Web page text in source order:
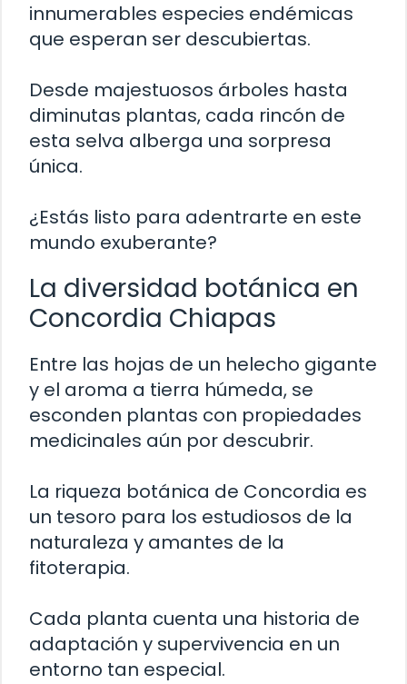
innumerables especies endémicas
que esperan ser descubiertas.
Desde majestuosos árboles hasta
diminutas plantas, cada rincón de
esta selva alberga una sorpresa
única.
¿Estás listo para adentrarte en este
mundo exuberante?
La diversidad botánica en
Concordia Chiapas
Entre las hojas de un helecho gigante
y el aroma a tierra húmeda, se
esconden plantas con propiedades
medicinales aún por descubrir.
La riqueza botánica de Concordia es
un tesoro para los estudiosos de la
naturaleza y amantes de la
fitoterapia.
Cada planta cuenta una historia de
adaptación y supervivencia en un
entorno tan especial.